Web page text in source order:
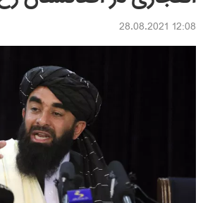
12:08 28.08.2021